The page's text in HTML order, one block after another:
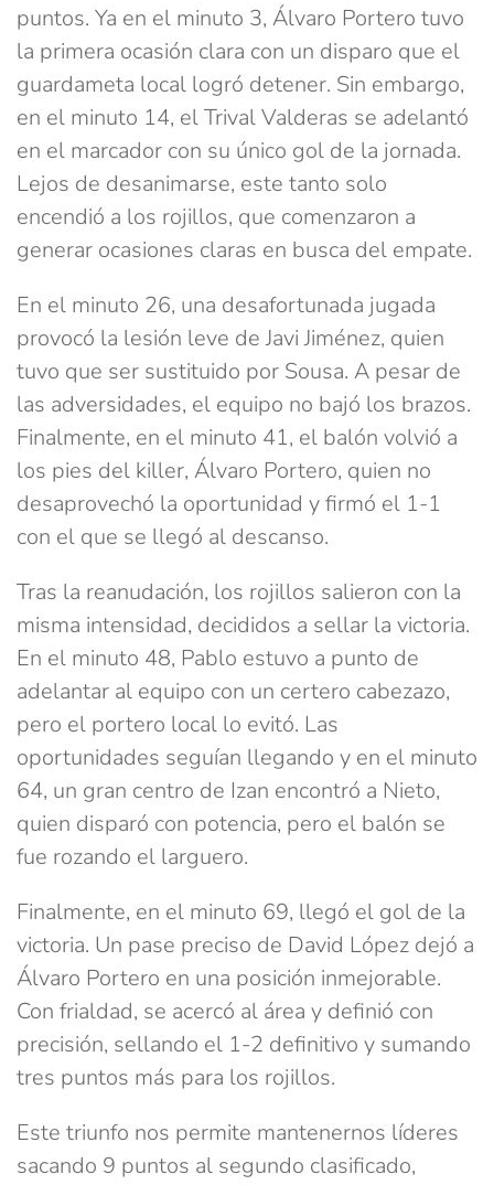
puntos. Ya en el minuto 3, Álvaro Portero tuvo
la primera ocasión clara con un disparo que el
guardameta local logró detener. Sin embargo,
en el minuto 14, el Trival Valderas se adelantó
en el marcador con su único gol de la jornada.
Lejos de desanimarse, este tanto solo
encendió a los rojillos, que comenzaron a
generar ocasiones claras en busca del empate.
En el minuto 26, una desafortunada jugada
provocó la lesión leve de Javi Jiménez, quien
tuvo que ser sustituido por Sousa. A pesar de
las adversidades, el equipo no bajó los brazos.
Finalmente, en el minuto 41, el balón volvió a
los pies del killer, Álvaro Portero, quien no
desaprovechó la oportunidad y firmó el 1-1
con el que se llegó al descanso.
Tras la reanudación, los rojillos salieron con la
misma intensidad, decididos a sellar la victoria.
En el minuto 48, Pablo estuvo a punto de
adelantar al equipo con un certero cabezazo,
pero el portero local lo evitó. Las
oportunidades seguían llegando y en el minuto
64, un gran centro de Izan encontró a Nieto,
quien disparó con potencia, pero el balón se
fue rozando el larguero.
Finalmente, en el minuto 69, llegó el gol de la
victoria. Un pase preciso de David López dejó a
Álvaro Portero en una posición inmejorable.
Con frialdad, se acercó al área y definió con
precisión, sellando el 1-2 definitivo y sumando
tres puntos más para los rojillos.
Este triunfo nos permite mantenernos líderes
sacando 9 puntos al segundo clasificado,